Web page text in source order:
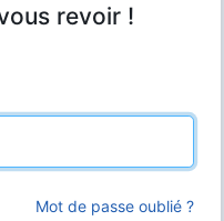
revoir !
Mot de passe oublié ?